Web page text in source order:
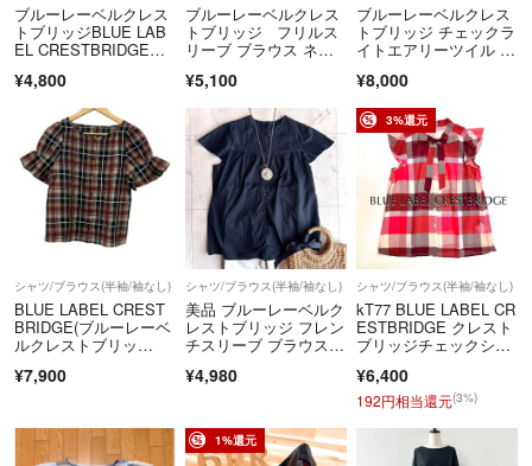
ブルーレーベルクレス
トブリッジBLUE LAB
EL CRESTBRIDGEボ
ス 三陽商会 ピン
¥4,800
ブルーレーベルクレス
トブリッジ フリルス
リーブ ブラウス ネイ
¥5,100
ブルーレーベルクレス
トブリッジ チェックラ
イトエアリーツイル フ
¥8,000
シャツ/ブラウス(半袖/袖なし)
BLUE LABEL CREST
BRIDGE(ブルーレーベ
ルクレストブリッ
ス サイズ38 M レディ
ジュ チェック柄
¥7,900
シャツ/ブラウス(半袖/袖なし)
美品 ブルーレーベルク
レストブリッジ フレン
チスリーブ ブラウス 3
¥4,980
3%還元
シャツ/ブラウス(半袖/袖なし)
kT77 BLUE LABEL CR
ESTBRIDGE クレスト
ブリッジチェックシフ
ブラウス リボン シア
ー 赤 ブルーレーベル
クレストブリッジ 定価
19,800円
¥6,400
192円相当還元(3%)
1%還元